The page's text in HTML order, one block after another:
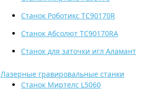
Cтанок Роботикс TС90170R
Станок Абсолют TC90170RA
Станок для заточки игл Аламант
Лазерные гравировальные станки
Станок Миртелс L5060